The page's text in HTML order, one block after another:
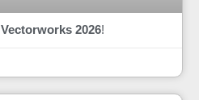
Vectorworks 2026!